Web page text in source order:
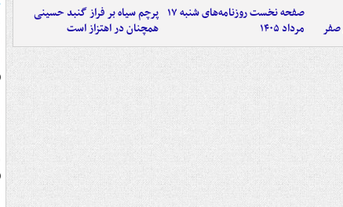
صفر
صفحه نخست روزنامه‌های شنبه ۱۷
مرداد ۱۴۰۵
پرچم سیاه بر فراز گنبد حسینی
همچنان در اهتزاز است